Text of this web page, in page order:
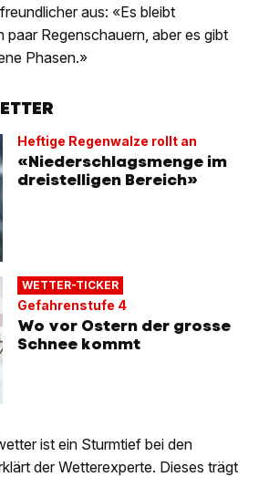
aus: «Es bleibt
paar Regenschauern, aber es gibt
Phasen.»
Heftige Regenwalze rollt an
«Niederschlagsmenge im
dreistelligen Bereich»
WETTER-TICKER
Gefahrenstufe 4
Wo vor Ostern der grosse
Schnee kommt
ist ein Sturmtief bei den
der Wetterexperte. Dieses trägt